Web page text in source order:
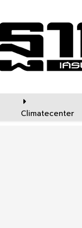
Climatecenter